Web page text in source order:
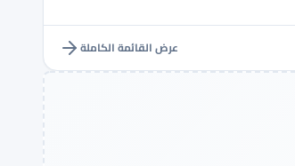
عرض القائمة الكاملة